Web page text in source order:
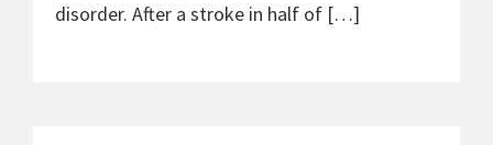
disorder. After a stroke in half of […]